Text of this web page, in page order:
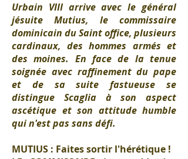
Urbain VIII arrive avec le général
jésuite Mutius, le commissaire
dominicain du Saint office, plusieurs
cardinaux, des hommes armés et
des moines. En face de la tenue
soignée avec raffinement du pape
et de sa suite fastueuse se
distingue Scaglia à son aspect
ascétique et son attitude humble
qui n'est pas sans défi.
MUTIUS : Faites sortir l'hérétique !